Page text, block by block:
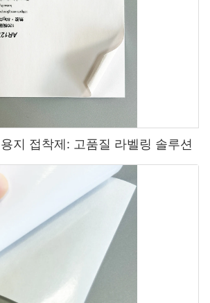
지 접착제: 고품질 라벨링 솔루션